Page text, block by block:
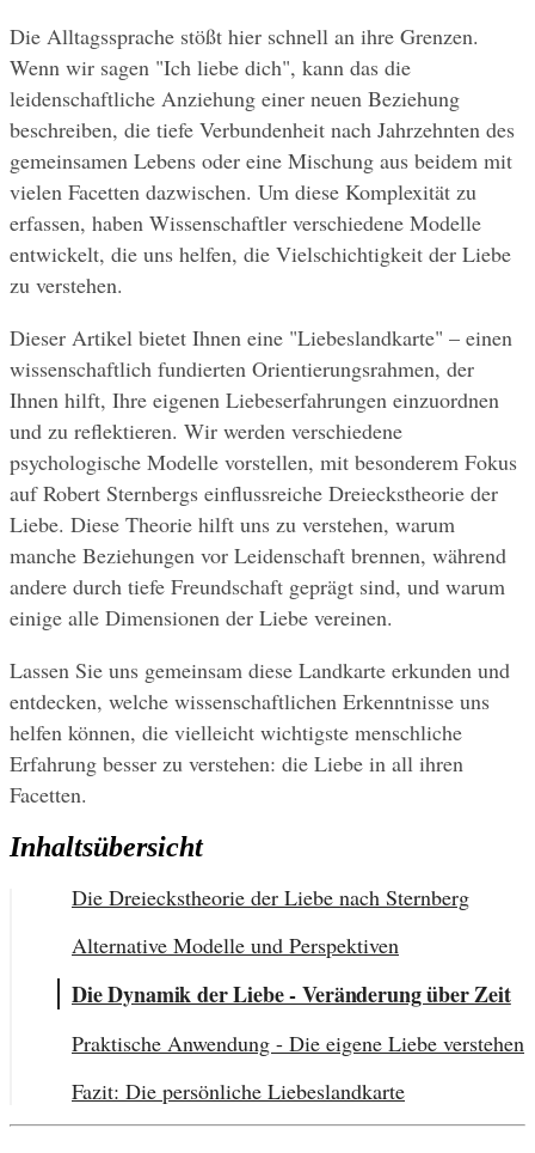
Die Alltagssprache stößt hier schnell an ihre Grenzen.
Wenn wir sagen "Ich liebe dich", kann das die
leidenschaftliche Anziehung einer neuen Beziehung
beschreiben, die tiefe Verbundenheit nach Jahrzehnten des
gemeinsamen Lebens oder eine Mischung aus beidem mit
vielen Facetten dazwischen. Um diese Komplexität zu
erfassen, haben Wissenschaftler verschiedene Modelle
entwickelt, die uns helfen, die Vielschichtigkeit der Liebe
zu verstehen.
Dieser Artikel bietet Ihnen eine "Liebeslandkarte" – einen
wissenschaftlich fundierten Orientierungsrahmen, der
Ihnen hilft, Ihre eigenen Liebeserfahrungen einzuordnen
und zu reflektieren. Wir werden verschiedene
psychologische Modelle vorstellen, mit besonderem Fokus
auf Robert Sternbergs einflussreiche Dreieckstheorie der
Liebe. Diese Theorie hilft uns zu verstehen, warum
manche Beziehungen vor Leidenschaft brennen, während
andere durch tiefe Freundschaft geprägt sind, und warum
einige alle Dimensionen der Liebe vereinen.
Lassen Sie uns gemeinsam diese Landkarte erkunden und
entdecken, welche wissenschaftlichen Erkenntnisse uns
helfen können, die vielleicht wichtigste menschliche
Erfahrung besser zu verstehen: die Liebe in all ihren
Facetten.
Inhaltsübersicht
Die Dreieckstheorie der Liebe nach Sternberg
Alternative Modelle und Perspektiven
Die Dynamik der Liebe - Veränderung über Zeit
Praktische Anwendung - Die eigene Liebe verstehen
Fazit: Die persönliche Liebeslandkarte